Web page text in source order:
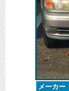
メーカー